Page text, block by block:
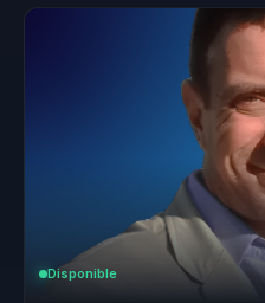
Disponible